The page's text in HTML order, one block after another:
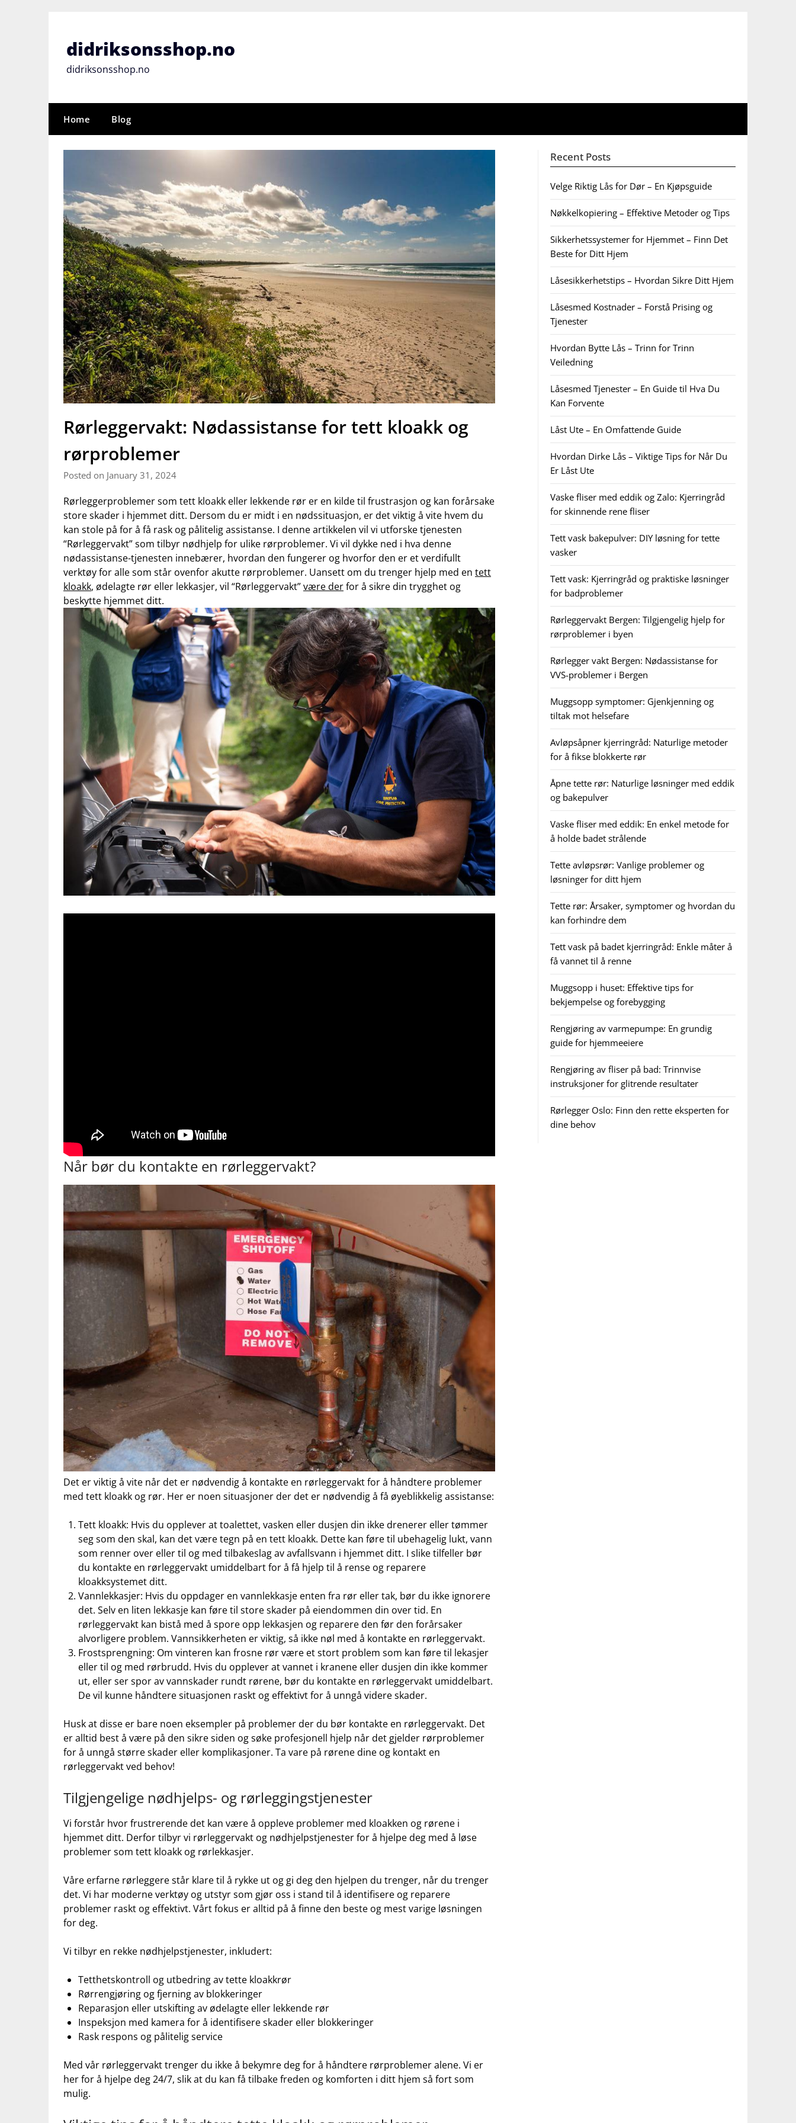
didriksonsshop.no
didriksonsshop.no
Home Blog
Rørleggervakt: Nødassistanse for tett kloakk og
rørproblemer
Posted on January 31, 2024
Rørleggerproblemer som tett ⁤kloakk eller lekkende rør er‍ en ‌kilde til⁢ frustrasjon og kan forårsake
store skader i hjemmet ditt. Dersom du ⁣er ⁣midt i‌ en ⁤nødssituasjon, ⁢er‍ det ⁤viktig‍ å vite hvem du
kan stole⁤ på ⁤for​ å ‍få ⁢rask og pålitelig assistanse. I denne artikkelen vil vi utforske tjenesten
“Rørleggervakt” som tilbyr nødhjelp ⁤for ulike rørproblemer. Vi vil dykke ned i hva denne⁣
nødassistanse-tjenesten innebærer, hvordan den fungerer og hvorfor den er et verdifullt
verktøy for alle som ‍står ovenfor akutte rørproblemer. Uansett om du trenger⁤ hjelp med en tett
kloakk, ødelagte rør ‌eller lekkasjer, vil “Rørleggervakt”være der​for å sikre din trygghet og
beskytte hjemmet ⁢ditt.
Når bør du ⁢kontakte en rørleggervakt?
Det ⁣er viktig⁣ å⁢ vite når det er nødvendig‌ å ​kontakte en rørleggervakt ⁤for å håndtere problemer
med tett‌ kloakk​ og rør. Her er noen ‌situasjoner der​ det er nødvendig⁢ å få øyeblikkelig assistanse:
Tett kloakk: ‍Hvis du opplever at toalettet, vasken eller dusjen din ikke ⁢drenerer eller tømmer
seg som ‌den ⁤skal, ⁤kan det være tegn på ⁤en tett kloakk. Dette ​kan føre til ubehagelig lukt, vann
som renner over eller til ‍og med tilbakeslag av avfallsvann i hjemmet ⁢ditt. I slike tilfeller bør
du kontakte en⁤ rørleggervakt umiddelbart for å få hjelp ⁤til⁤ å rense og reparere
kloakksystemet⁣ ditt.
Vannlekkasjer: Hvis du oppdager en ⁢vannlekkasje​ enten‌ fra ⁢rør eller​ tak, bør du ikke ignorere
‌det. Selv en ⁤liten lekkasje kan‍ føre​ til store skader ⁣på ​eiendommen din⁢ over ‍tid. En ​
rørleggervakt kan bistå ⁢med å spore ⁢opp lekkasjen og​ reparere den før⁣ den ‌forårsaker​
alvorligere problem.⁣ Vannsikkerheten er viktig, så ikke nøl med⁣ å kontakte ‍en rørleggervakt.
Frostsprengning: Om ⁣vinteren kan frosne rør være et stort⁤ problem som kan‌ føre​ til⁤ lekasjer
eller‍ til og med rørbrudd. Hvis du⁢ opplever at ‍vannet‌ i kranene​ eller dusjen din⁢ ikke kommer
ut, eller ‌ser spor av vannskader⁤ rundt rørene, ⁢bør du kontakte en​ rørleggervakt umiddelbart.
De vil kunne håndtere situasjonen ⁢raskt⁤ og effektivt for å unngå videre skader.
Husk at disse​ er ‍bare ⁢noen eksempler på problemer⁣ der du bør kontakte en rørleggervakt. Det
er alltid best å være på⁢ den sikre siden og⁢ søke profesjonell hjelp når det gjelder rørproblemer
for å⁤ unngå større skader eller komplikasjoner. Ta⁢ vare på ⁤rørene dine‌ og ⁤kontakt ‌en
rørleggervakt‌ ved behov!
Tilgjengelige nødhjelps- og‌ rørleggingstjenester
Vi forstår hvor frustrerende det‍ kan ⁣være ⁤å oppleve problemer⁤ med kloakken og​ rørene ⁤i⁣
hjemmet ditt.⁣ Derfor tilbyr vi rørleggervakt og nødhjelpstjenester for å hjelpe deg med ‌å løse‌
problemer ‌som‌ tett kloakk og rørlekkasjer.
Våre erfarne rørleggere står‍ klare til å rykke‍ ut og gi deg den hjelpen ⁢du trenger, når du​ trenger
det. Vi har moderne verktøy ‌og utstyr som gjør oss i stand til ⁣å identifisere og reparere⁢
problemer raskt og effektivt. Vårt fokus er alltid på å ‍finne den beste og mest varige​ løsningen‌
for ‍deg.
Vi tilbyr​ en rekke nødhjelpstjenester, ​inkludert:
Tetthetskontroll og utbedring ⁢av ‌tette‍ kloakkrør
Rørrengjøring⁢ og fjerning av⁢ blokkeringer
Reparasjon eller utskifting av ‌ødelagte eller ‌lekkende rør
Inspeksjon med kamera for ⁢å identifisere skader eller ‌blokkeringer
Rask respons og pålitelig‍ service
Med vår rørleggervakt⁤ trenger ⁤du ikke å bekymre ⁢deg ⁢for å håndtere rørproblemer alene. Vi er​
her⁣ for å ‍hjelpe‌ deg 24/7, slik at du kan få tilbake‍ freden og komforten i ditt hjem så fort⁤ som
mulig.
Recent Posts
Velge Riktig Lås for Dør – En Kjøpsguide
Nøkkelkopiering – Effektive Metoder og Tips
Sikkerhetssystemer for Hjemmet – Finn Det
Beste for Ditt Hjem
Låsesikkerhetstips – Hvordan Sikre Ditt Hjem
Låsesmed Kostnader – Forstå Prising og
Tjenester
Hvordan Bytte Lås – Trinn for Trinn
Veiledning
Låsesmed Tjenester – En Guide til Hva Du
Kan Forvente
Låst Ute – En Omfattende Guide
Hvordan Dirke Lås – Viktige Tips for Når Du
Er Låst Ute
Vaske fliser med eddik og Zalo: Kjerringråd
for skinnende rene fliser
Tett vask bakepulver: DIY løsning for tette
vasker
Tett vask: Kjerringråd og praktiske løsninger
for badproblemer
Rørleggervakt Bergen: Tilgjengelig hjelp for
rørproblemer i byen
Rørlegger vakt Bergen: Nødassistanse for
VVS-problemer i Bergen
Muggsopp symptomer: Gjenkjenning og
tiltak mot helsefare
Avløpsåpner kjerringråd: Naturlige metoder
for å fikse blokkerte rør
Åpne tette rør: Naturlige løsninger med eddik
og bakepulver
Vaske fliser med eddik: En enkel metode for
å holde badet strålende
Tette avløpsrør: Vanlige problemer og
løsninger for ditt hjem
Tette rør: Årsaker, symptomer og hvordan du
kan forhindre dem
Tett vask på badet kjerringråd: Enkle måter å
få vannet til å renne
Muggsopp i huset: Effektive tips for
bekjempelse og forebygging
Rengjøring av varmepumpe: En grundig
guide for hjemmeeiere
Rengjøring av fliser på bad: Trinnvise
instruksjoner for glitrende resultater
Rørlegger Oslo: Finn den rette eksperten for
dine behov